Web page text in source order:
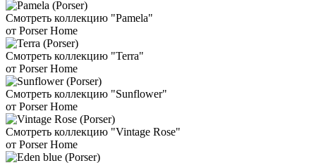
Смотреть коллекцию "Pamela"
от Porser Home
Смотреть коллекцию "Terra"
от Porser Home
Смотреть коллекцию "Sunflower"
от Porser Home
Смотреть коллекцию "Vintage Rose"
от Porser Home